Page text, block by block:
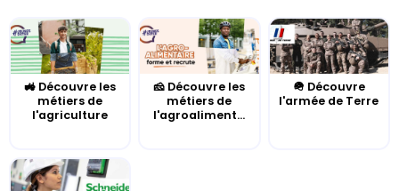
🚜 Découvre les
métiers de
l'agriculture
🧀 Découvre les
métiers de
l'agroaliment...
🪖 Découvre
l'armée de Terre